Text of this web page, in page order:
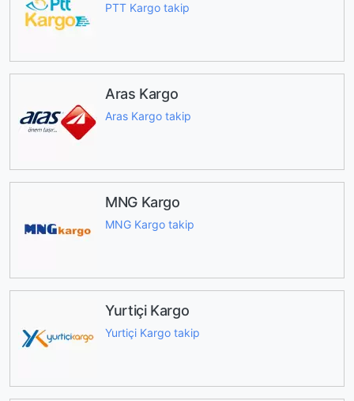
PTT Kargo takip
Aras Kargo
Aras Kargo takip
MNG Kargo
MNG Kargo takip
Yurtiçi Kargo
Yurtiçi Kargo takip